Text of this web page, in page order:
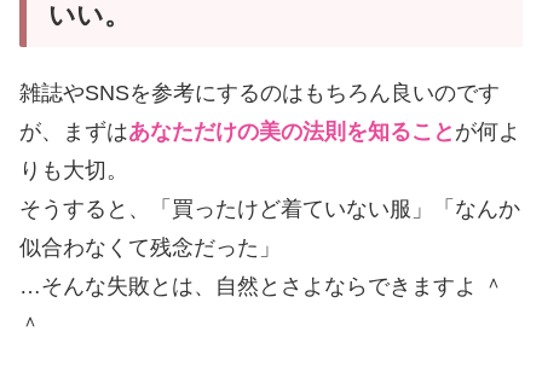
いい。
雑誌やSNSを参考にするのはもちろん良いのです
が、まずはあなただけの美の法則を知ること が何よ
りも大切。
そうすると、「買ったけど着ていない服」「なんか
似合わなくて残念だった」
…そんな失敗とは、自然とさよならできますよ ＾
＾